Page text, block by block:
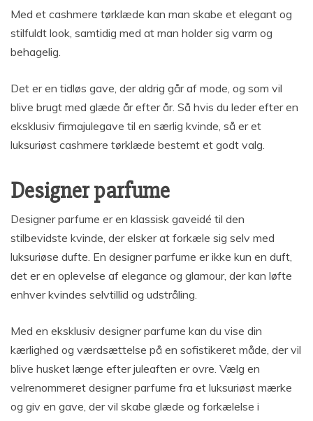
Med et cashmere tørklæde kan man skabe et elegant og
stilfuldt look, samtidig med at man holder sig varm og
behagelig.
Det er en tidløs gave, der aldrig går af mode, og som vil
blive brugt med glæde år efter år. Så hvis du leder efter en
eksklusiv firmajulegave til en særlig kvinde, så er et
luksuriøst cashmere tørklæde bestemt et godt valg.
Designer parfume
Designer parfume er en klassisk gaveidé til den
stilbevidste kvinde, der elsker at forkæle sig selv med
luksuriøse dufte. En designer parfume er ikke kun en duft,
det er en oplevelse af elegance og glamour, der kan løfte
enhver kvindes selvtillid og udstråling.
Med en eksklusiv designer parfume kan du vise din
kærlighed og værdsættelse på en sofistikeret måde, der vil
blive husket længe efter juleaften er ovre. Vælg en
velrenommeret designer parfume fra et luksuriøst mærke
og giv en gave, der vil skabe glæde og forkælelse i